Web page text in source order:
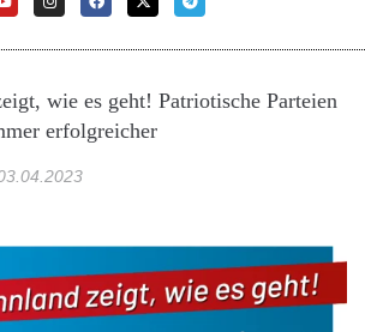
wie es geht! Patriotische Parteien
erfolgreicher